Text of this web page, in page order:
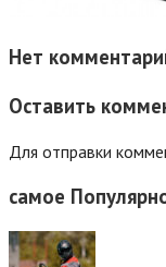
Нет
Оставить
Для отправки
самое